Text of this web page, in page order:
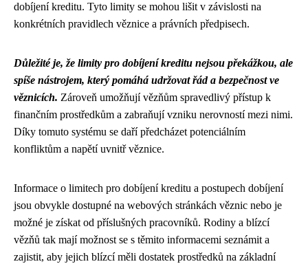
dobíjení kreditu. Tyto limity se mohou lišit v závislosti na
konkrétních pravidlech věznice a právních předpisech.
Důležité je, že limity pro dobíjení kreditu nejsou překážkou, ale
spíše nástrojem, který pomáhá udržovat řád a bezpečnost ve
věznicích. Zároveň umožňují vězňům spravedlivý přístup k
finančním prostředkům a zabraňují vzniku nerovností mezi nimi.
Díky tomuto systému se daří předcházet potenciálním
konfliktům a napětí uvnitř věznice.
Informace o limitech pro dobíjení kreditu a postupech dobíjení
jsou obvykle dostupné na webových stránkách věznic nebo je
možné je získat od příslušných pracovníků. Rodiny a blízcí
vězňů tak mají možnost se s těmito informacemi seznámit a
zajistit, aby jejich blízcí měli dostatek prostředků na základní